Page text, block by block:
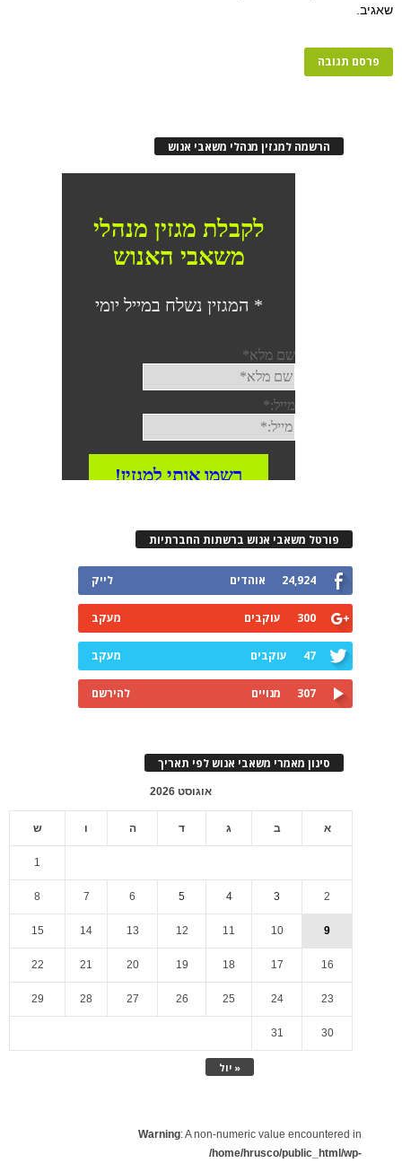
שאגיב.
הרשמה למגזין מנהלי משאבי אנוש
פורטל משאבי אנוש ברשתות החברתיות
24,924 אוהדים לייק
300 עוקבים מעקב
47 עוקבים מעקב
307 מנויים להירשם
סינון מאמרי משאבי אנוש לפי תאריך
אוגוסט 2026
א ב ג ד ה ו ש
« יול
1
2
3
4
5
6
7
8
9
10
11
12
13
14
15
16
17
18
19
20
21
22
23
24
25
26
27
28
29
30
31
Warning: A non-numeric value encountered in
/home/hrusco/public_html/wp-